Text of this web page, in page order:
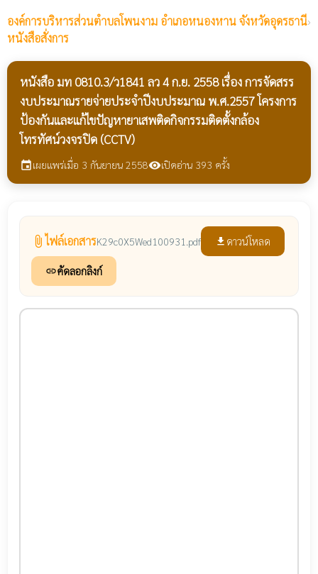
องค์การบริหารส่วนตำบลโพนงาม อำเภอหนองหาน จังหวัดอุดรธานี›
หนังสือสั่งการ
หนังสือ มท 0810.3/ว1841 ลว 4 ก.ย. 2558 เรื่อง การจัดสรร
งบประมาณรายจ่ายประจำปีงบประมาณ พ.ศ.2557 โครงการ
ป้องกันและแก้ไขปัญหายาเสพติดกิจกรรมติดตั้งกล้อง
โทรทัศน์วงจรปิด (CCTV)
eventเผยแพร่เมื่อ 3 กันยายน 2558visibilityเปิดอ่าน 393 ครั้ง
attach_file ไฟล์เอกสารK29c0X5Wed100931.pdf file_download ดาวน์โหลด
linkคัดลอกลิงก์